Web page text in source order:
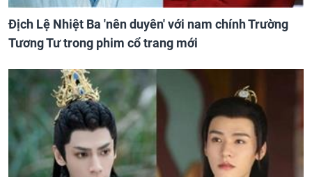
Địch Lệ Nhiệt Ba 'nên duyên' với nam chính Trường
Tương Tư trong phim cổ trang mới